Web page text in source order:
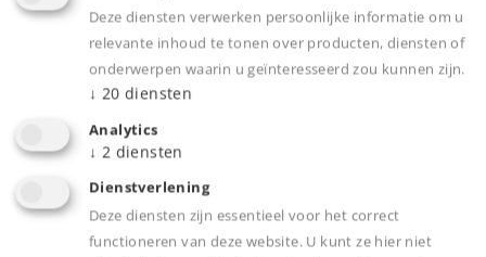
Leverbaar vanaf fabriek.
Webwinkel
Dealer zoeken
Downloads
Deze diensten verwerken persoonlijke informatie om u
relevante inhoud te tonen over producten, diensten of
onderwerpen waarin u geïnteresseerd zou kunnen zijn.
↓ 20 diensten
Analytics
↓ 2 diensten
Dienstverlening
Deze diensten zijn essentieel voor het correct
functioneren van deze website. U kunt ze hier niet